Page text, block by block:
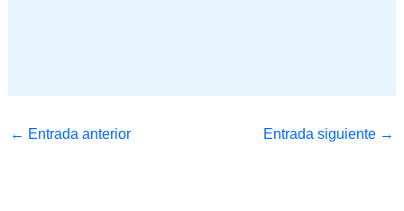
← Entrada anterior Entrada siguiente →